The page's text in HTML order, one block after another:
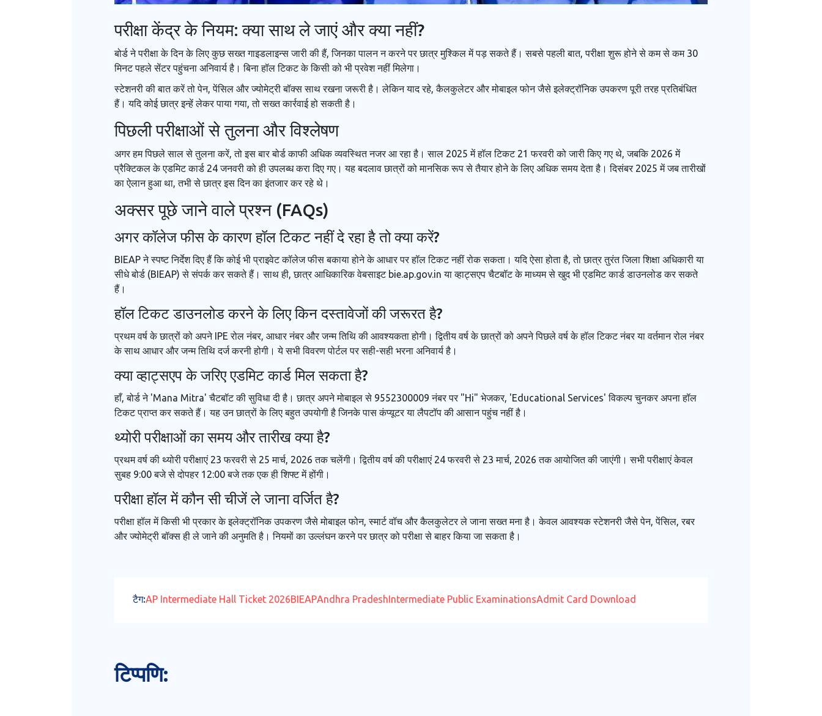
परीक्षा केंद्र के नियम: क्या साथ ले जाएं और क्या नहीं?
बोर्ड ने परीक्षा के दिन के लिए कुछ सख्त गाइडलाइन्स जारी की हैं, जिनका पालन न करने पर छात्र मुश्किल में पड़ सकते हैं। सबसे पहली बात, परीक्षा शुरू होने से कम से कम 30
मिनट पहले सेंटर पहुंचना अनिवार्य है। बिना हॉल टिकट के किसी को भी प्रवेश नहीं मिलेगा।
स्टेशनरी की बात करें तो पेन, पेंसिल और ज्योमेट्री बॉक्स साथ रखना जरूरी है। लेकिन याद रहे, कैलकुलेटर और मोबाइल फोन जैसे इलेक्ट्रॉनिक उपकरण पूरी तरह प्रतिबंधित
हैं। यदि कोई छात्र इन्हें लेकर पाया गया, तो सख्त कार्रवाई हो सकती है।
पिछली परीक्षाओं से तुलना और विश्लेषण
अगर हम पिछले साल से तुलना करें, तो इस बार बोर्ड काफी अधिक व्यवस्थित नजर आ रहा है। साल 2025 में हॉल टिकट 21 फरवरी को जारी किए गए थे, जबकि 2026 में
प्रैक्टिकल के एडमिट कार्ड 24 जनवरी को ही उपलब्ध करा दिए गए। यह बदलाव छात्रों को मानसिक रूप से तैयार होने के लिए अधिक समय देता है। दिसंबर 2025 में जब तारीखों
का ऐलान हुआ था, तभी से छात्र इस दिन का इंतजार कर रहे थे।
अक्सर पूछे जाने वाले प्रश्न (FAQs)
अगर कॉलेज फीस के कारण हॉल टिकट नहीं दे रहा है तो क्या करें?
BIEAP ने स्पष्ट निर्देश दिए हैं कि कोई भी प्राइवेट कॉलेज फीस बकाया होने के आधार पर हॉल टिकट नहीं रोक सकता। यदि ऐसा होता है, तो छात्र तुरंत जिला शिक्षा अधिकारी या
सीधे बोर्ड (BIEAP) से संपर्क कर सकते हैं। साथ ही, छात्र आधिकारिक वेबसाइट bie.ap.gov.in या व्हाट्सएप चैटबॉट के माध्यम से खुद भी एडमिट कार्ड डाउनलोड कर सकते
हैं।
हॉल टिकट डाउनलोड करने के लिए किन दस्तावेजों की जरूरत है?
प्रथम वर्ष के छात्रों को अपने IPE रोल नंबर, आधार नंबर और जन्म तिथि की आवश्यकता होगी। द्वितीय वर्ष के छात्रों को अपने पिछले वर्ष के हॉल टिकट नंबर या वर्तमान रोल नंबर
के साथ आधार और जन्म तिथि दर्ज करनी होगी। ये सभी विवरण पोर्टल पर सही-सही भरना अनिवार्य है।
क्या व्हाट्सएप के जरिए एडमिट कार्ड मिल सकता है?
हाँ, बोर्ड ने 'Mana Mitra' चैटबॉट की सुविधा दी है। छात्र अपने मोबाइल से 9552300009 नंबर पर "Hi" भेजकर, 'Educational Services' विकल्प चुनकर अपना हॉल
टिकट प्राप्त कर सकते हैं। यह उन छात्रों के लिए बहुत उपयोगी है जिनके पास कंप्यूटर या लैपटॉप की आसान पहुंच नहीं है।
थ्योरी परीक्षाओं का समय और तारीख क्या है?
प्रथम वर्ष की थ्योरी परीक्षाएं 23 फरवरी से 25 मार्च, 2026 तक चलेंगी। द्वितीय वर्ष की परीक्षाएं 24 फरवरी से 23 मार्च, 2026 तक आयोजित की जाएंगी। सभी परीक्षाएं केवल
सुबह 9:00 बजे से दोपहर 12:00 बजे तक एक ही शिफ्ट में होंगी।
परीक्षा हॉल में कौन सी चीजें ले जाना वर्जित है?
परीक्षा हॉल में किसी भी प्रकार के इलेक्ट्रॉनिक उपकरण जैसे मोबाइल फोन, स्मार्ट वॉच और कैलकुलेटर ले जाना सख्त मना है। केवल आवश्यक स्टेशनरी जैसे पेन, पेंसिल, रबर
और ज्योमेट्री बॉक्स ही ले जाने की अनुमति है। नियमों का उल्लंघन करने पर छात्र को परीक्षा से बाहर किया जा सकता है।
टैग:AP Intermediate Hall Ticket 2026BIEAPAndhra PradeshIntermediate Public ExaminationsAdmit Card Download
टिप्पणि: